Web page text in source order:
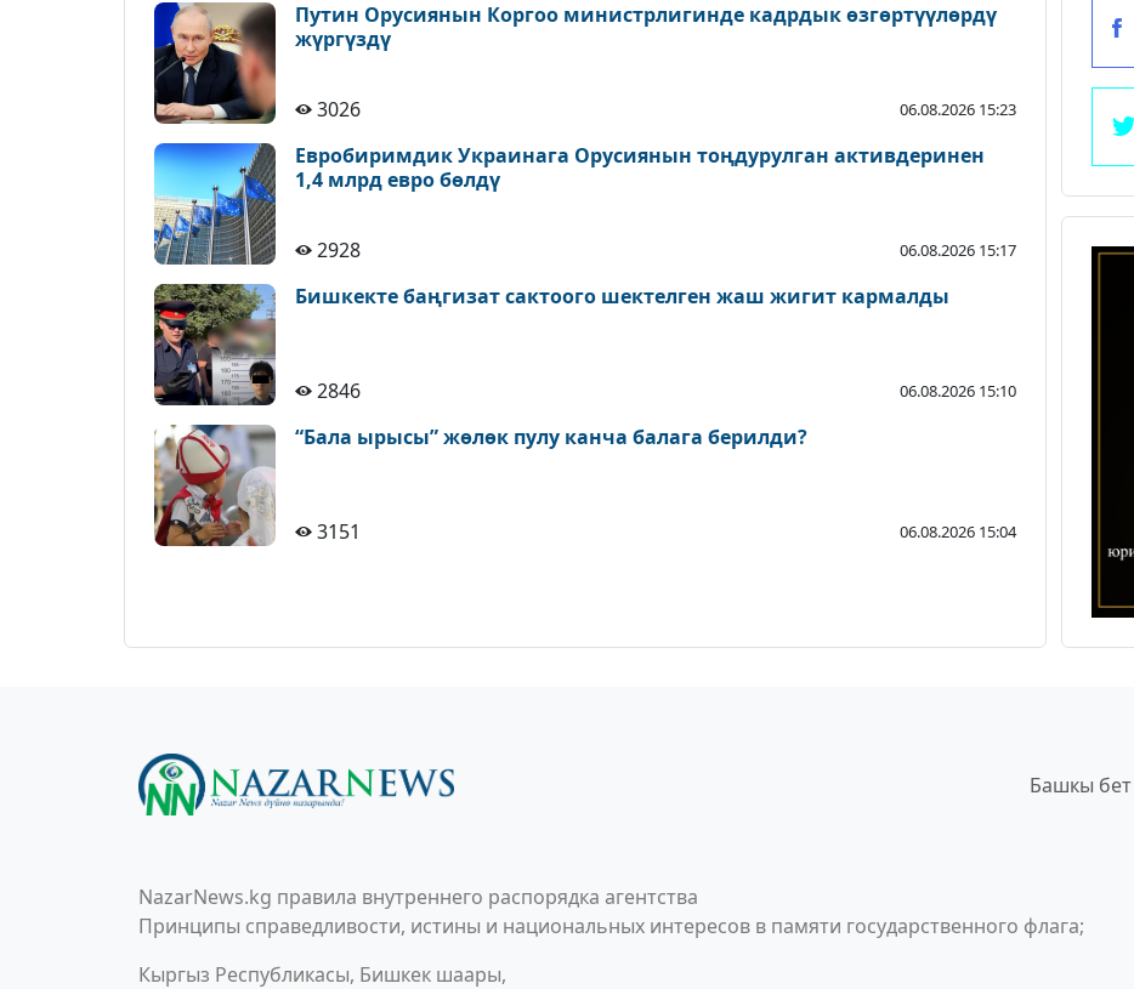
Путин Орусиянын Коргоо министрлигинде кадрдык өзгөртүүлөрдү
жүргүздү
3026 06.08.2026 15:23
Евробиримдик Украинага Орусиянын тоңдурулган активдеринен
1,4 млрд евро бөлдү
2928 06.08.2026 15:17
Бишкекте баңгизат сактоого шектелген жаш жигит кармалды
2846 06.08.2026 15:10
“Бала ырысы” жөлөк пулу канча балага берилди?
3151 06.08.2026 15:04
Башкы бет
NazarNews.kg правила внутреннего распорядка агентства
Принципы справедливости, истины и национальных интересов в памяти государственного флага;
Кыргыз Республикасы, Бишкек шаары,